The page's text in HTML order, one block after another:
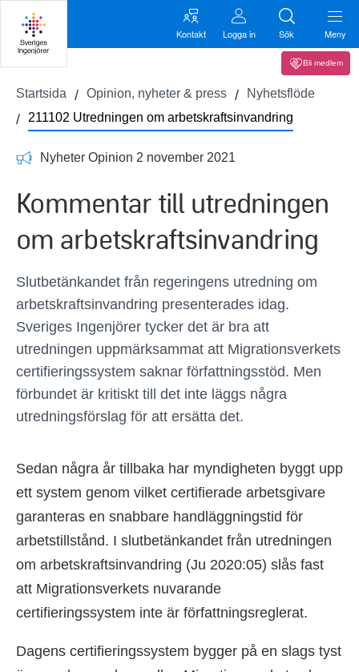
Kontakt Logga in Sök Meny
Bli medlem
Startsida Opinion, nyheter & press
Nyhetsflöde
211102 Utredningen om arbetskraftsinvandring
Nyheter Opinion 2 november 2021
Kommentar till utredningen
om arbetskraftsinvandring
Slutbetänkandet från regeringens utredning om
arbetskraftsinvandring presenterades idag.
Sveriges Ingenjörer tycker det är bra att
utredningen uppmärksammat att Migrationsverkets
certifieringssystem saknar författningsstöd. Men
förbundet är kritiskt till det inte läggs några
utredningsförslag för att ersätta det.
Sedan några år tillbaka har myndigheten byggt upp
ett system genom vilket certifierade arbetsgivare
garanteras en snabbare handläggningstid för
arbetstillstånd. I slutbetänkandet från utredningen
om arbetskraftsinvandring (Ju 2020:05) slås fast
att Migrationsverkets nuvarande
certifieringssystem inte är författningsreglerat.
Dagens certifieringssystem bygger på en slags tyst